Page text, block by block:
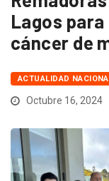
Lagos
cáncer de
ACTUALIDAD
Octubre 16, 2024